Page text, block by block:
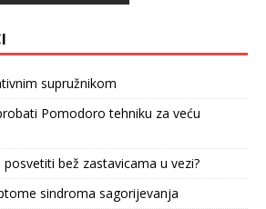
supružnikom
Pomodoro tehniku za veću
bež zastavicama u vezi?
sindroma sagorijevanja